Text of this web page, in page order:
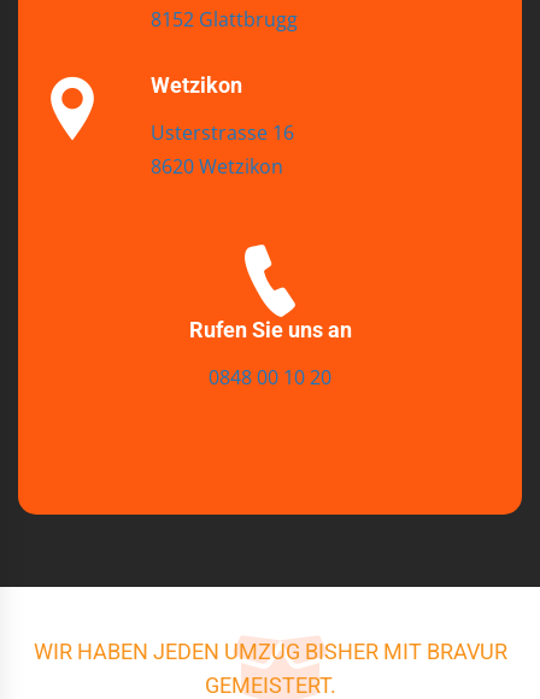
8152 Glattbrugg
Wetzikon
Usterstrasse 16
8620 Wetzikon
Rufen Sie uns an
0848 00 10 20
WIR HABEN JEDEN UMZUG BISHER MIT BRAVUR
GEMEISTERT.